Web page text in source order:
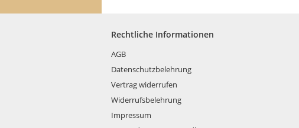
Rechtliche Informationen
AGB
Datenschutzbelehrung
Vertrag widerrufen
Widerrufsbelehrung
Impressum